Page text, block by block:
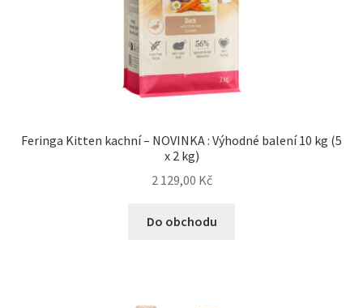
Feringa Kitten kachní – NOVINKA : Výhodné balení 10 kg (5
x 2 kg)
2 129,00 Kč
Do obchodu